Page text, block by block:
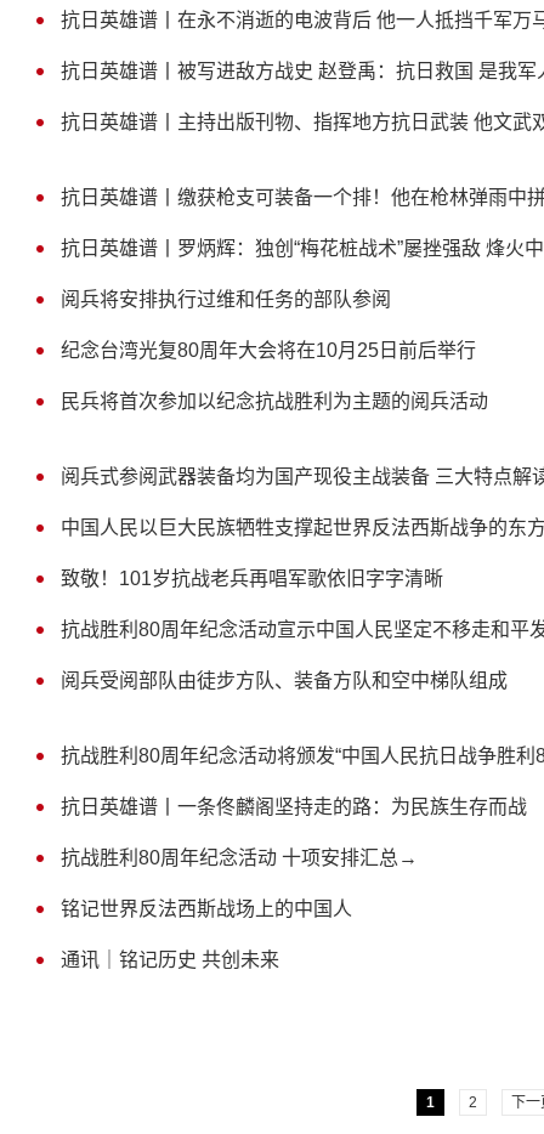
抗日英雄谱丨在永不消逝的电波背后 他一人抵挡千军万
抗日英雄谱丨被写进敌方战史 赵登禹：抗日救国 是我军
抗日英雄谱丨主持出版刊物、指挥地方抗日武装 他文武
抗日英雄谱丨缴获枪支可装备一个排！他在枪林弹雨中
抗日英雄谱丨罗炳辉：独创“梅花桩战术”屡挫强敌 烽火
阅兵将安排执行过维和任务的部队参阅
纪念台湾光复80周年大会将在10月25日前后举行
民兵将首次参加以纪念抗战胜利为主题的阅兵活动
阅兵式参阅武器装备均为国产现役主战装备 三大特点解
中国人民以巨大民族牺牲支撑起世界反法西斯战争的东
致敬！101岁抗战老兵再唱军歌依旧字字清晰
抗战胜利80周年纪念活动宣示中国人民坚定不移走和平
阅兵受阅部队由徒步方队、装备方队和空中梯队组成
抗战胜利80周年纪念活动将颁发“中国人民抗日战争胜利
抗日英雄谱丨一条佟麟阁坚持走的路：为民族生存而战
抗战胜利80周年纪念活动 十项安排汇总→
铭记世界反法西斯战场上的中国人
通讯｜铭记历史 共创未来
1 2 下